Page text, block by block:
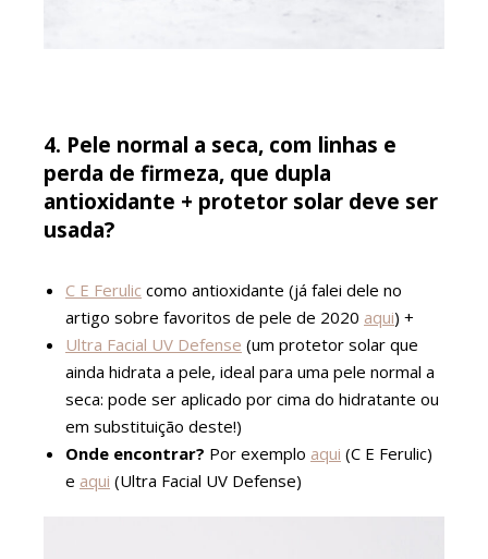
4. Pele normal a seca, com linhas e
perda de firmeza, que dupla
antioxidante + protetor solar deve ser
usada?
C E Ferulic como antioxidante (já falei dele no
artigo sobre favoritos de pele de 2020 aqui) +
Ultra Facial UV Defense (um protetor solar que
ainda hidrata a pele, ideal para uma pele normal a
seca: pode ser aplicado por cima do hidratante ou
em substituição deste!)
Onde encontrar? Por exemplo aqui (C E Ferulic)
e aqui (Ultra Facial UV Defense)